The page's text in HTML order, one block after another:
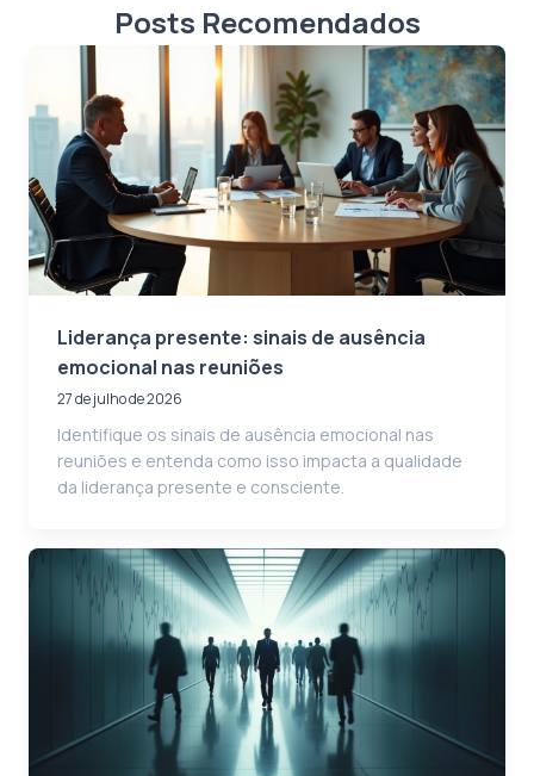
Posts Recomendados
Liderança presente: sinais de ausência
emocional nas reuniões
27 de julho de 2026
Identifique os sinais de ausência emocional nas
reuniões e entenda como isso impacta a qualidade
da liderança presente e consciente.